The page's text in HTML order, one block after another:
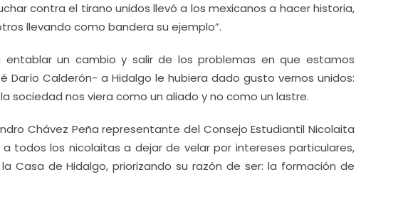
contra el tirano unidos llevó a los mexicanos a hacer historia,
llevando como bandera su ejemplo”.
un cambio y salir de los problemas en que estamos
Darío Calderón- a Hidalgo le hubiera dado gusto vernos unidos:
sociedad nos viera como un aliado y no como un lastre.
Chávez Peña representante del Consejo Estudiantil Nicolaita
todos los nicolaitas a dejar de velar por intereses particulares,
Casa de Hidalgo, priorizando su razón de ser: la formación de